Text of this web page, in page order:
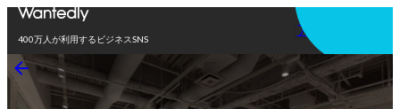
400万人が利用するビジネスSNS
アプリを使う